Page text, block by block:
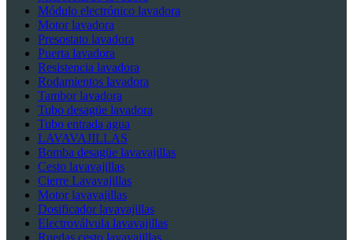
Módulo electrónico lavadora
Motor lavadora
Presostato lavadora
Puerta lavadora
Resistencia lavadora
Rodamientos lavadora
Tambor lavadora
Tubo desagüe lavadora
Tubo entrada agua
LAVAVAJILLAS
Bomba desagüe lavavajillas
Cesto lavavajillas
Cierre Lavavajillas
Motor lavavajillas
Dosificador lavavajillas
Electroválvula lavavajillas